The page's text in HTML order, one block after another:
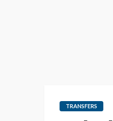
TRANSFERS